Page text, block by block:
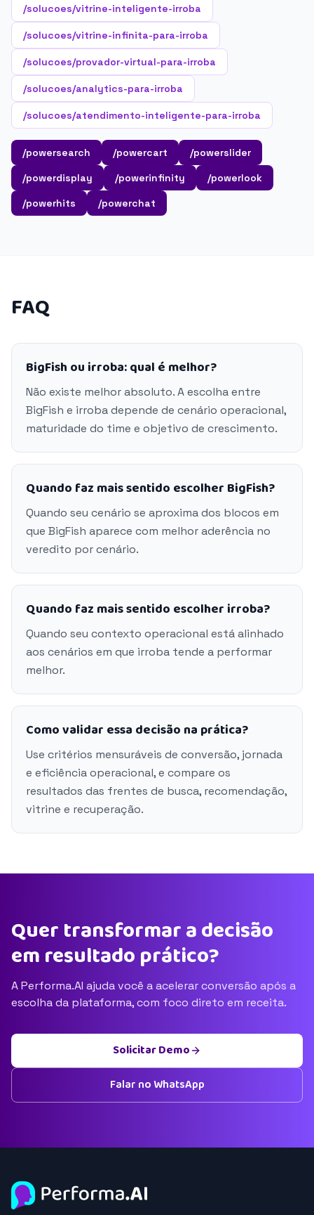
/solucoes/vitrine-inteligente-irroba
/solucoes/vitrine-infinita-para-irroba
/solucoes/provador-virtual-para-irroba
/solucoes/analytics-para-irroba
/solucoes/atendimento-inteligente-para-irroba
/powersearch /powercart
/powerslider
/powerdisplay
/powerinfinity
/powerlook
/powerhits
/powerchat
FAQ
BigFish ou irroba: qual é melhor?
Não existe melhor absoluto. A escolha entre
BigFish e irroba depende de cenário operacional,
maturidade do time e objetivo de crescimento.
Quando faz mais sentido escolher BigFish?
Quando seu cenário se aproxima dos blocos em
que BigFish aparece com melhor aderência no
veredito por cenário.
Quando faz mais sentido escolher irroba?
Quando seu contexto operacional está alinhado
aos cenários em que irroba tende a performar
melhor.
Como validar essa decisão na prática?
Use critérios mensuráveis de conversão, jornada
e eficiência operacional, e compare os
resultados das frentes de busca, recomendação,
vitrine e recuperação.
Quer transformar a decisão
em resultado prático?
A Performa.AI ajuda você a acelerar conversão após a
escolha da plataforma, com foco direto em receita.
Solicitar Demo
Falar no WhatsApp